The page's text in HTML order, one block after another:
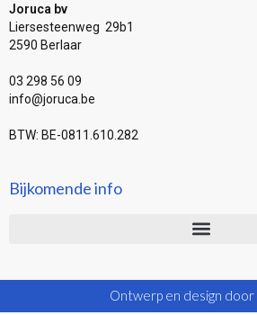
Joruca bv
Liersesteenweg 29b1
2590 Berlaar
03 298 56 09
info@joruca.be
BTW: BE-0811.610.282
Bijkomende info
Ontwerp en design door